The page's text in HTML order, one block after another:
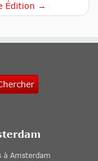
Édition →
à Amsterdam